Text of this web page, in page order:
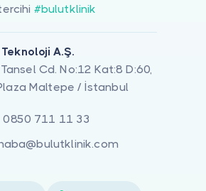
#bulutklinik
A.Ş.
Cd. No:12 Kat:8 D:60,
Maltepe / İstanbul
0850 711 11 33